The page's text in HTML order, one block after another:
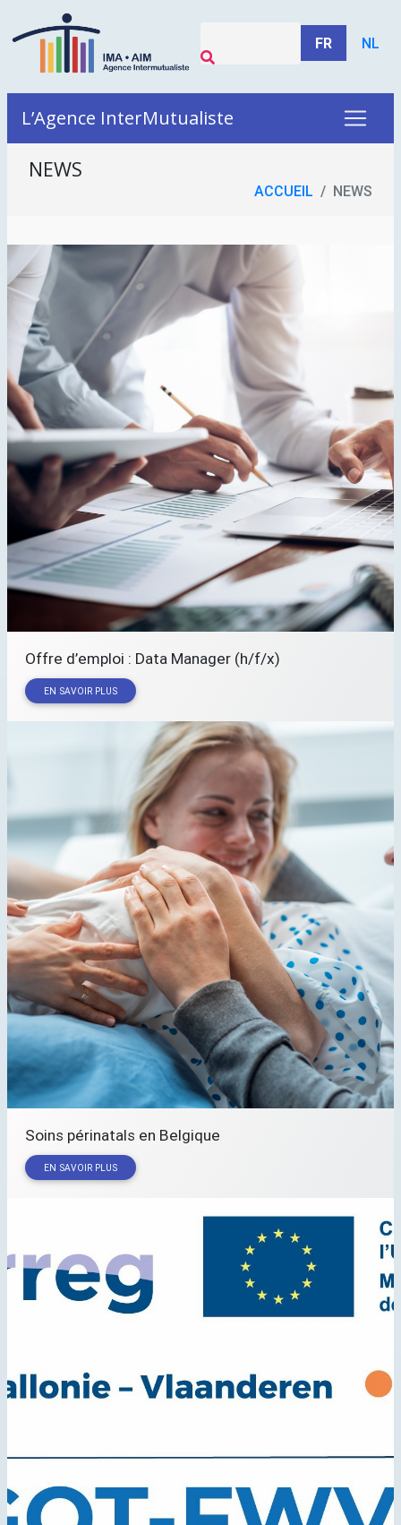
FR NL
L’Agence InterMutualiste
NEWS
ACCUEIL NEWS
Offre d’emploi : Data Manager (h/f/x)
EN SAVOIR PLUS
Soins périnatals en Belgique
EN SAVOIR PLUS